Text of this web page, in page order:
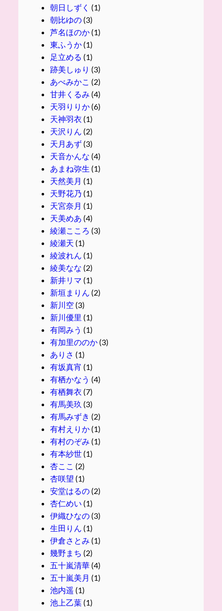
朝日しずく (1)
朝比ゆの(3)
芦名ほのか(1)
東ふうか(1)
足立める (1)
跡美しゅり (3)
あべみかこ (2)
甘井くるみ (4)
天羽りりか(6)
天神羽衣 (1)
天沢りん (2)
天月あず(3)
天音かんな (4)
あまね弥生 (1)
天然美月 (1)
天野花乃 (1)
天宮奈月 (1)
天美めあ (4)
綾瀬こころ (3)
綾瀬天 (1)
綾波れん (1)
綾美なな (2)
新井リマ (1)
新垣まりん (2)
新川空 (3)
新川優里 (1)
有岡みう (1)
有加里ののか(3)
ありさ (1)
有坂真宵 (1)
有栖かなう (4)
有栖舞衣 (7)
有馬美玖 (3)
有馬みずき (2)
有村えりか(1)
有村のぞみ (1)
有本紗世(1)
杏ここ (2)
杏咲望 (1)
安堂はるの(2)
杏仁めい (1)
伊織ひなの(3)
生田りん (1)
伊倉さとみ (1)
幾野まち (2)
五十嵐清華(4)
五十嵐美月 (1)
池内遥 (1)
池上乙葉(1)